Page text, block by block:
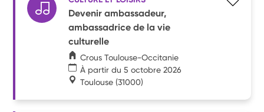
Devenir ambassadeur,
ambassadrice de la vie
culturelle
Crous Toulouse-Occitanie
À partir du 5 octobre 2026
Toulouse (31000)